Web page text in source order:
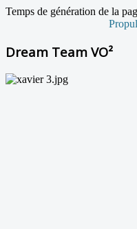
Temps de génération de la
Dream Team VO²